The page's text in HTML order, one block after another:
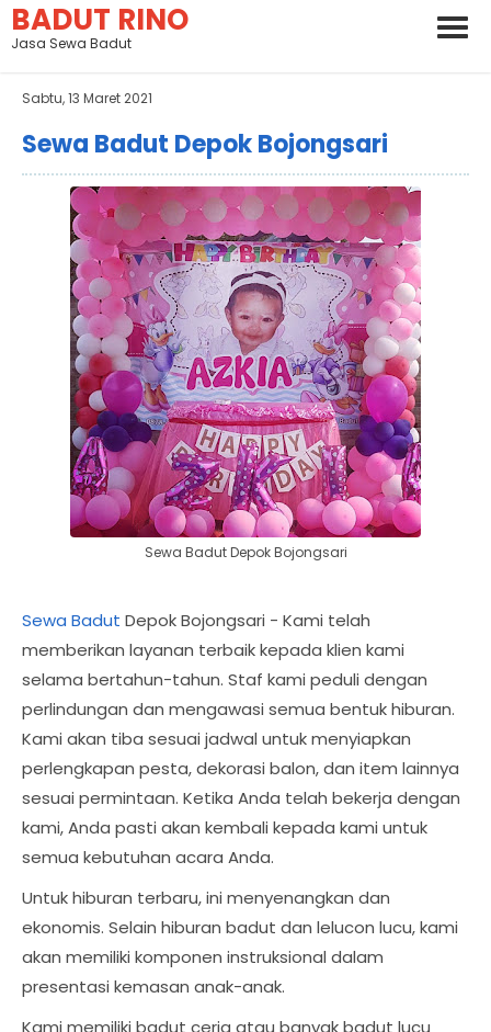
BADUT RINO
Jasa Sewa Badut
Sabtu, 13 Maret 2021
Sewa Badut Depok Bojongsari
Sewa Badut Depok Bojongsari
Sewa Badut Depok Bojongsari - Kami telah
memberikan layanan terbaik kepada klien kami
selama bertahun-tahun. Staf kami peduli dengan
perlindungan dan mengawasi semua bentuk hiburan.
Kami akan tiba sesuai jadwal untuk menyiapkan
perlengkapan pesta, dekorasi balon, dan item lainnya
sesuai permintaan. Ketika Anda telah bekerja dengan
kami, Anda pasti akan kembali kepada kami untuk
semua kebutuhan acara Anda.
Untuk hiburan terbaru, ini menyenangkan dan
ekonomis. Selain hiburan badut dan lelucon lucu, kami
akan memiliki komponen instruksional dalam
presentasi kemasan anak-anak.
Kami memiliki badut ceria atau banyak badut lucu